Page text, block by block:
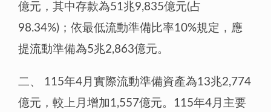
億元，其中存款為51兆9,835億元(占
98.34%)；依最低流動準備比率10%規定，應
提流動準備為5兆2,863億元。
二、
115年4月實際流動準備資產為13兆2,774
億元，較上月增加1,557億元。115年4月主要